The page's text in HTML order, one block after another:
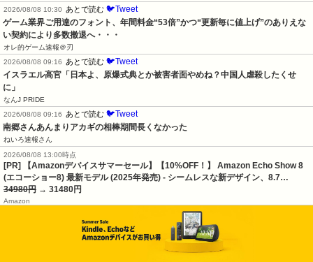
2026/08/08 10:30
あとで読む 🐦Tweet
ゲーム業界ご用達のフォント、年間料金“53倍”かつ“更新毎に値上げ”のありえな
い契約により多数撤退へ・・・
オレ的ゲーム速報＠刃
2026/08/08 09:16
あとで読む 🐦Tweet
イスラエル高官「日本よ、原爆式典とか被害者面やめね？中国人虐殺したくせ
に」
なんJ PRIDE
2026/08/08 09:16
あとで読む 🐦Tweet
南郷さんあんまりアカギの相棒期間長くなかった
ねいろ速報さん
2026/08/08 13:00時点
[PR] 【Amazonデバイスサマーセール】【10%OFF！】 Amazon Echo Show 8
(エコーショー8) 最新モデル (2025年発売) - シームレスな新デザイン、8.7…
34980円 → 31480円
Amazon